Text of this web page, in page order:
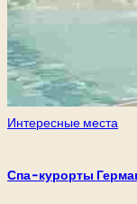
Опубликовано
Интересные места
Спа-курорты